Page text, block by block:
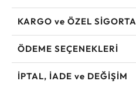
KARGO ve ÖZEL SİGORTA
ÖDEME SEÇENEKLERİ
İPTAL, İADE ve DEĞİŞİM